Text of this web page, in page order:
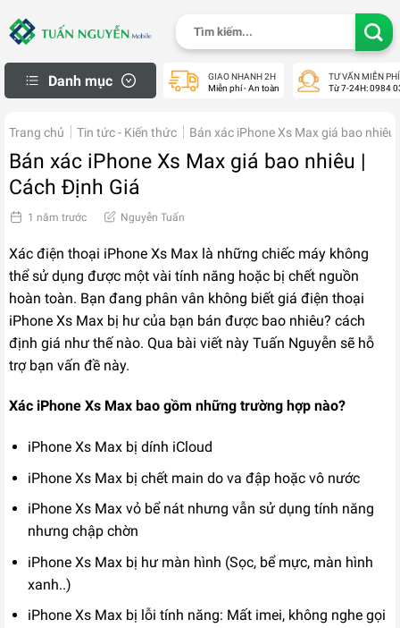
to
Tìm
Danh mục
Macbook cũ
Apple Watch cũ
iPad cũ
Laptop cũ
Máy Ảnh Cũ
Máy PS Cũ
Khách Hàng
Mua Hàng Trả Góp
Check Bảo Hành
GIAO NHANH 2H
Miễn phí - An toàn
TƯ VẤN MIỄN PHÍ
Từ 7-24H: 0984
Trang chủ Tin tức - Kiến thức Bán xác iPhone Xs Max giá bao nhiêu
Bán xác iPhone Xs Max giá bao nhiêu |
Cách Định Giá
1 năm trước Nguyễn Tuấn
Xác điện thoại iPhone Xs Max là những chiếc máy không
thể sử dụng được một vài tính năng hoặc bị chết nguồn
hoàn toàn. Bạn đang phân vân không biết giá điện thoại
iPhone Xs Max bị hư của bạn bán được bao nhiêu? cách
định giá như thế nào. Qua bài viết này Tuấn Nguyễn sẽ hỗ
trợ bạn vấn đề này.
Xác iPhone Xs Max bao gồm những trường hợp nào?
iPhone Xs Max bị dính iCloud
iPhone Xs Max bị chết main do va đập hoặc vô nước
iPhone Xs Max vỏ bể nát nhưng vẫn sử dụng tính năng
nhưng chập chờn
iPhone Xs Max bị hư màn hình (Sọc, bể mực, màn hình
xanh..)
iPhone Xs Max bị lỗi tính năng: Mất imei, không nghe gọi